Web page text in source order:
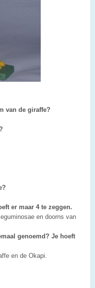
van de giraffe?
er maar 4 te zeggen.
en doorns van
genoemd? Je hoeft
en de Okapi.